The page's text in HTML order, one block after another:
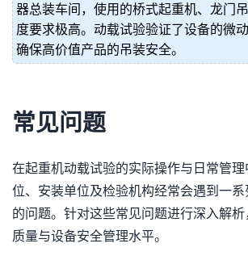
器总装车间，使用的桥式起重机、龙门
度要求极高。动载试验验证了设备的微
确保高价值产品的吊装安全。
常见问题
在起重机动载试验的实际操作与日常管
位、安装单位及检验机构经常会遇到一
的问题。针对这些常见问题进行深入解
质量与设备安全管理水平。